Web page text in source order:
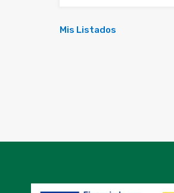
Mis Listados